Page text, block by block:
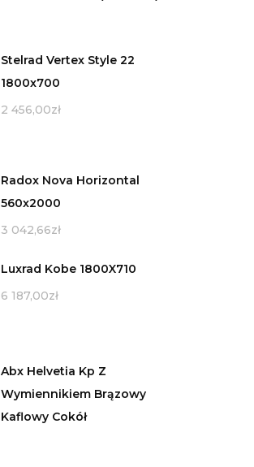
Stelrad Vertex Style 22
1800x700
2 456,00zł
Radox Nova Horizontal
560x2000
3 042,66zł
Luxrad Kobe 1800X710
6 187,00zł
Abx Helvetia Kp Z
Wymiennikiem Brązowy
Kaflowy Cokół